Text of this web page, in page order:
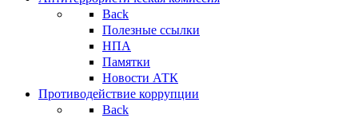
Back
Полезные ссылки
НПА
Памятки
Новости АТК
Противодействие коррупции
Back